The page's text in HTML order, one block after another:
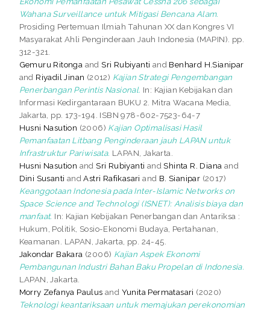
Wahana Surveillance untuk Mitigasi Bencana Alam.
Prosiding Pertemuan Ilmiah Tahunan XX dan Kongres VI
Masyarakat Ahli Penginderaan Jauh Indonesia (MAPIN). pp.
312-321.
Gemuru Ritonga andSri Rubiyanti and Benhard H.Sianipar
and Riyadil Jinan (2012) Kajian Strategi Pengembangan
Penerbangan Perintis Nasional. In: Kajian Kebijakan dan
Informasi Kedirgantaraan BUKU 2. Mitra Wacana Media,
Jakarta, pp. 173-194. ISBN 978-602-7523-64-7
Husni Nasution (2006) Kajian Optimalisasi Hasil
Pemanfaatan Litbang Penginderaan jauh LAPAN untuk
Infrastruktur Pariwisata. LAPAN, Jakarta.
Husni Nasution andSri Rubiyanti andShinta R. Diana and
Dini Susanti andAstri Rafikasari and B. Sianipar (2017)
Keanggotaan Indonesia pada Inter-Islamic Networks on
Space Science and Technologi (ISNET): Analisis biaya dan
manfaat. In: Kajian Kebijakan Penerbangan dan Antariksa :
Hukum, Politik, Sosio-Ekonomi Budaya, Pertahanan,
Keamanan. LAPAN, Jakarta, pp. 24-45.
Jakondar Bakara (2006) Kajian Aspek Ekonomi
Pembangunan Industri Bahan Baku Propelan di Indonesia.
LAPAN, Jakarta.
Morry Zefanya Paulus and Yunita Permatasari (2020)
Teknologi keantariksaan untuk memajukan perekonomian